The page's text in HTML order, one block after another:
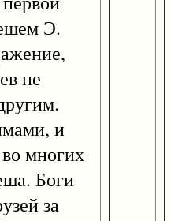
Э.
не
и
многих
Боги
за